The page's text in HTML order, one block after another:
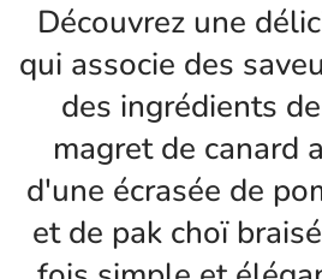
Découvrez une
qui associe des
des ingrédients
magret de canard
d'une écrasée de
et de pak choï